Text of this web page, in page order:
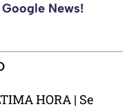
News!
HORA | Se